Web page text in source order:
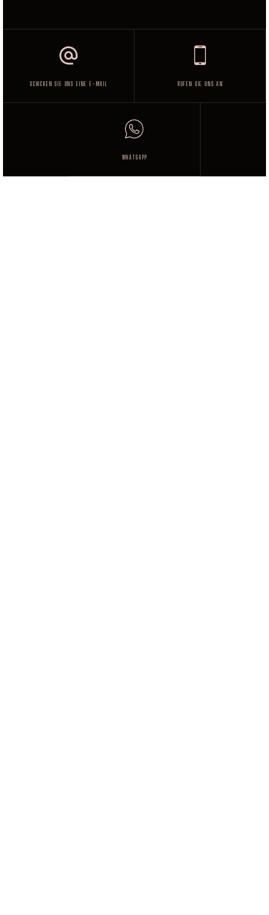
SCHICKEN SIE UNS EINE E-MAIL RUFEN SIE UNS AN
WHATSAPP